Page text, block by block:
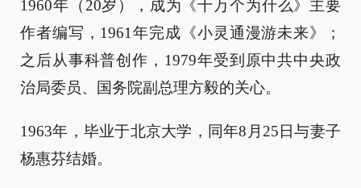
1960年（20岁），成为《十万个为什么》主要
作者编写，1961年完成《小灵通漫游未来》；
之后从事科普创作，1979年受到原中共中央政
治局委员、国务院副总理方毅的关心。
1963年，毕业于北京大学，同年8月25日与妻子
杨惠芬结婚。